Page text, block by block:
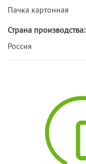
Пачка картонная
Страна производства:
Россия